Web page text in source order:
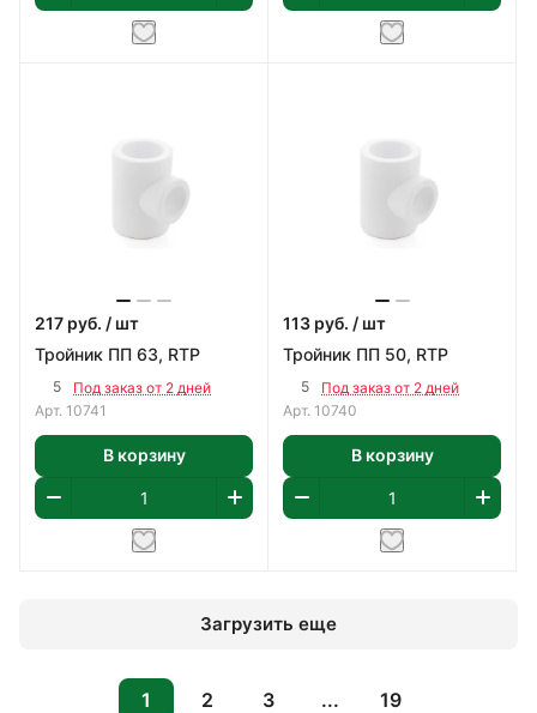
217 руб. / шт
Тройник ПП 63, RTP
5
Под заказ от 2 дней
Арт. 10741
В корзину
113 руб. / шт
Тройник ПП 50, RTP
5
Под заказ от 2 дней
Арт. 10740
В корзину
Загрузить еще
1 2 3 ... 19